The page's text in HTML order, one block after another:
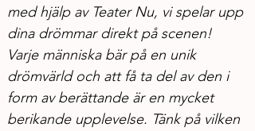
med hjälp av Teater Nu, vi spelar upp
dina drömmar direkt på scenen!
Varje människa bär på en unik
drömvärld och att få ta del av den i
form av berättande är en mycket
berikande upplevelse. Tänk på vilken